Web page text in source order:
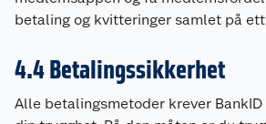
betaling og kvitteringer samlet på
4.4 Betalingssikkerhet
Alle betalingsmetoder krever BankID